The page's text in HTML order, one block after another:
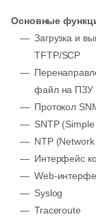
Основные
Загрузка и
TFTP/SCP
файл на ПЗУ
Протокол
SNTP
NTP
Интерфейс
Web-
Syslog
Traceroute